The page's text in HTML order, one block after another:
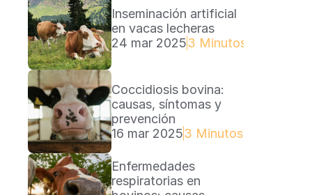
Inseminación artificial
en vacas lecheras
24 mar 20253 Minutos Lectura
Coccidiosis bovina:
causas, síntomas y
prevención
16 mar 20253 Minutos Lectura
Enfermedades
respiratorias en